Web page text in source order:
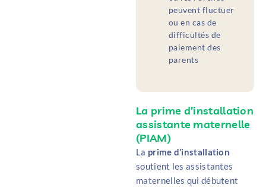
peuvent fluctuer
ou en cas de
difficultés de
paiement des
parents
La prime d’installation
assistante maternelle
(PIAM)
La prime d’installation
soutient les assistantes
maternelles qui débutent